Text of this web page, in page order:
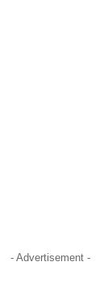
- Advertisement -